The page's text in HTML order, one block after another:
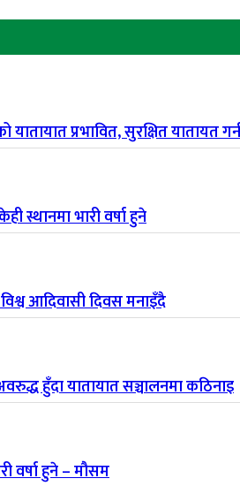
यातायात प्रभावित, सुरक्षित यातायत
स्थानमा भारी वर्षा हुने
आदिवासी दिवस मनाइँदै
हुँदा यातायात सञ्चालनमा कठिनाइ
वर्षा हुने – मौसम